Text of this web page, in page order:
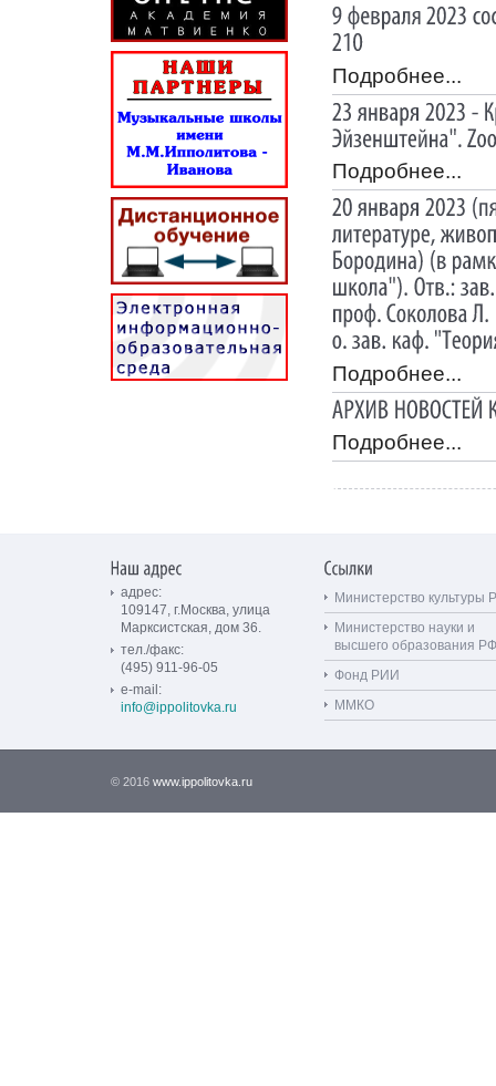
Подробнее...
Подробнее...
Подробнее...
Подробнее...
адрес:
109147, г.Москва, улица
Марксистская, дом 36.
тел./факс:
(495) 911-96-05
e-mail:
info@ippolitovka.ru
Министерство культуры
Министерство науки и
высшего образования РФ
Фонд РИИ
ММКО
© 2016 www.ippolitovka.ru